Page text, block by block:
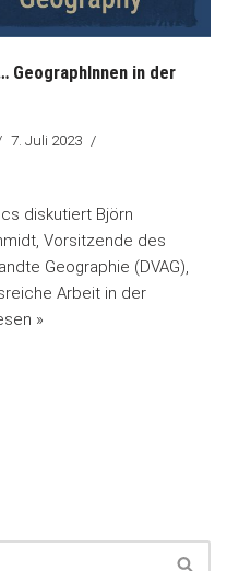
GeographInnen in der
7. Juli 2023
diskutiert Björn
Vorsitzende des
Geographie (DVAG),
Arbeit in der
»